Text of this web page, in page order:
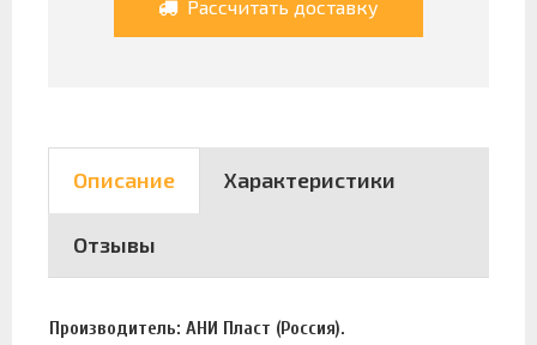
Рассчитать доставку
Описание Характеристики
Отзывы
Производитель: АНИ Пласт (Россия).